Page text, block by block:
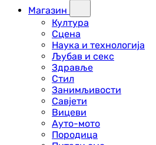
Магазин
Култура
Сцена
Наука и технологија
Љубав и секс
Здравље
Стил
Занимљивости
Савјети
Вицеви
Ауто-мото
Породица